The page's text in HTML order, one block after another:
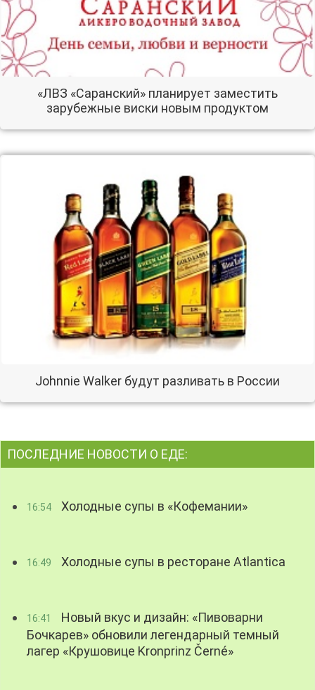
«ЛВЗ «Саранский» планирует заместить
зарубежные виски новым продуктом
Johnnie Walker будут разливать в России
ПОСЛЕДНИЕ НОВОСТИ О ЕДЕ:
16:54 Холодные супы в «Кофемании»
16:49 Холодные супы в ресторане Atlantica
16:41
Новый вкус и дизайн: «Пивоварни
Бочкарев» обновили легендарный темный
лагер «Крушовице Kronprinz Černé»